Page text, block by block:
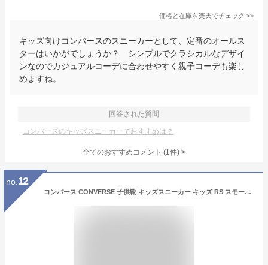
価格と在庫を楽天でチェック >>
キッズ向けコンバースのスニーカーとして、定番のオールス
ターはいかがでしょうか？ シンプルでクラシカルなデザイ
ンなのでカジュアルコーデに合わせやすく親子コーデも楽し
めますね。
回答された質問
コンバースのキッズスニーカーでおすすめは？
全てのおすすめコメント (1件) >
no. 12
コンバース CONVERSE 子供靴 キッズスニーカー キッズ RS スモーキーピンク/ベージュ【セール値下げ30%OFF】